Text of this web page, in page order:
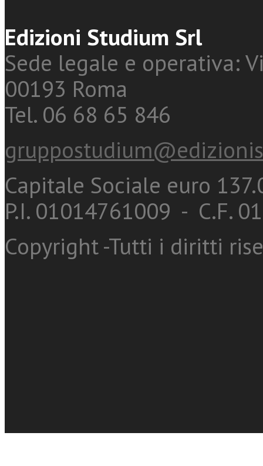
Edizioni Studium Srl
Sede legale e operativa:
00193 Roma
Tel. 06 68 65 846
Capitale Sociale euro
P.I. 01014761009 - C.F.
Copyright -Tutti i diritti